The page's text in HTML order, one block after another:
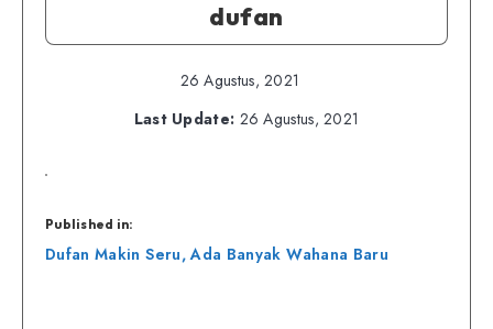
dufan
26 Agustus, 2021
Last Update: 26 Agustus, 2021
Published in:
Navigasi
Dufan Makin Seru, Ada Banyak Wahana Baru